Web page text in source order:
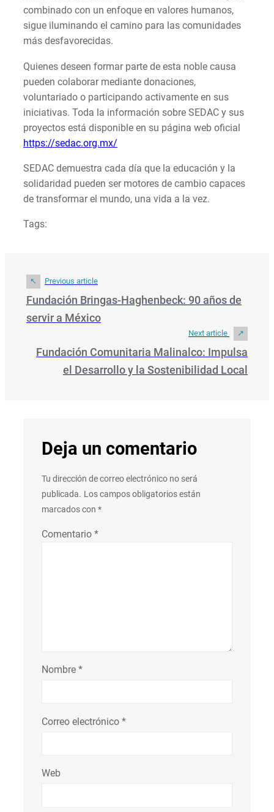
combinado con un enfoque en valores humanos,
sigue iluminando el camino para las comunidades
más desfavorecidas.
Quienes deseen formar parte de esta noble causa
pueden colaborar mediante donaciones,
voluntariado o participando activamente en sus
iniciativas. Toda la información sobre SEDAC y sus
proyectos está disponible en su página web oficial
https://sedac.org.mx/
SEDAC demuestra cada día que la educación y la
solidaridad pueden ser motores de cambio capaces
de transformar el mundo, una vida a la vez.
Tags:
Previous article
Fundación Bringas-Haghenbeck: 90 años de
servir a México
Next article
Fundación Comunitaria Malinalco: Impulsa
el Desarrollo y la Sostenibilidad Local
Deja un comentario
Tu dirección de correo electrónico no será
publicada. Los campos obligatorios están
marcados con *
Comentario *
Nombre *
Correo electrónico *
Web